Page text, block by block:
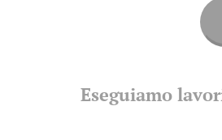
Eseguiamo